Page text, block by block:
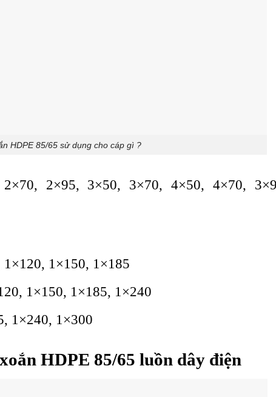
HDPE 85/65 sử dụng cho cáp gì ?
2×95, 3×50, 3×70, 4×50, 4×70,
1×150, 1×185
1×150, 1×185, 1×240
1×240, 1×300
HDPE 85/65 luồn dây điện